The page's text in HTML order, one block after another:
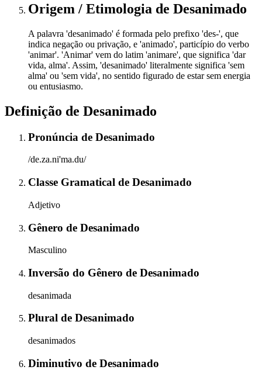
Origem / Etimologia de Desanimado
A palavra 'desanimado' é formada pelo prefixo 'des-', que
indica negação ou privação, e 'animado', particípio do verbo
'animar'. 'Animar' vem do latim 'animare', que significa 'dar
vida, alma'. Assim, 'desanimado' literalmente significa 'sem
alma' ou 'sem vida', no sentido figurado de estar sem energia
ou entusiasmo.
Definição de Desanimado
Pronúncia de Desanimado
/de.za.ni'ma.du/
Classe Gramatical de Desanimado
Adjetivo
Gênero de Desanimado
Masculino
Inversão do Gênero de Desanimado
desanimada
Plural de Desanimado
desanimados
Diminutivo de Desanimado